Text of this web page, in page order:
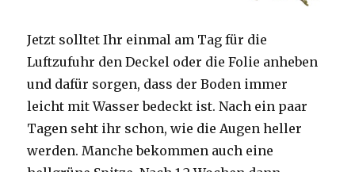
Jetzt solltet Ihr einmal am Tag für die
Luftzufuhr den Deckel oder die Folie anheben
und dafür sorgen, dass der Boden immer
leicht mit Wasser bedeckt ist. Nach ein paar
Tagen seht ihr schon, wie die Augen heller
werden. Manche bekommen auch eine